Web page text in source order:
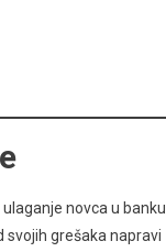
novca u banku
svojih grešaka napravi